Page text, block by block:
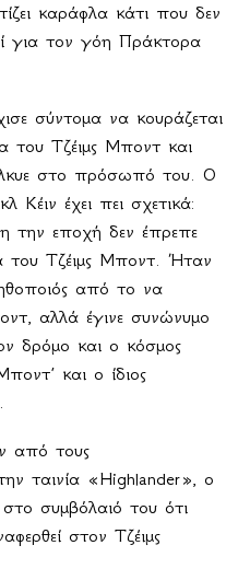
καράφλα κάτι που δεν
για τον γόη Πράκτορα
σύντομα να κουράζεται
του Τζέιμς Μποντ και
στο πρόσωπό του. Ο
Κέιν έχει πει σχετικά:
την εποχή δεν έπρεπε
του Τζέιμς Μποντ. Ήταν
από το να
αλλά έγινε συνώνυμο
δρόμο και ο κόσμος
και ο ίδιος
από τους
ταινία «Highlander», ο
συμβόλαιό του ότι
στον Τζέιμς